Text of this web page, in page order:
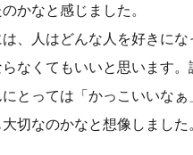
かなと感じました。
、人はどんな人を好きにな
なくてもいいと思います。
とっては「かっこいいなぁ
切なのかなと想像しました